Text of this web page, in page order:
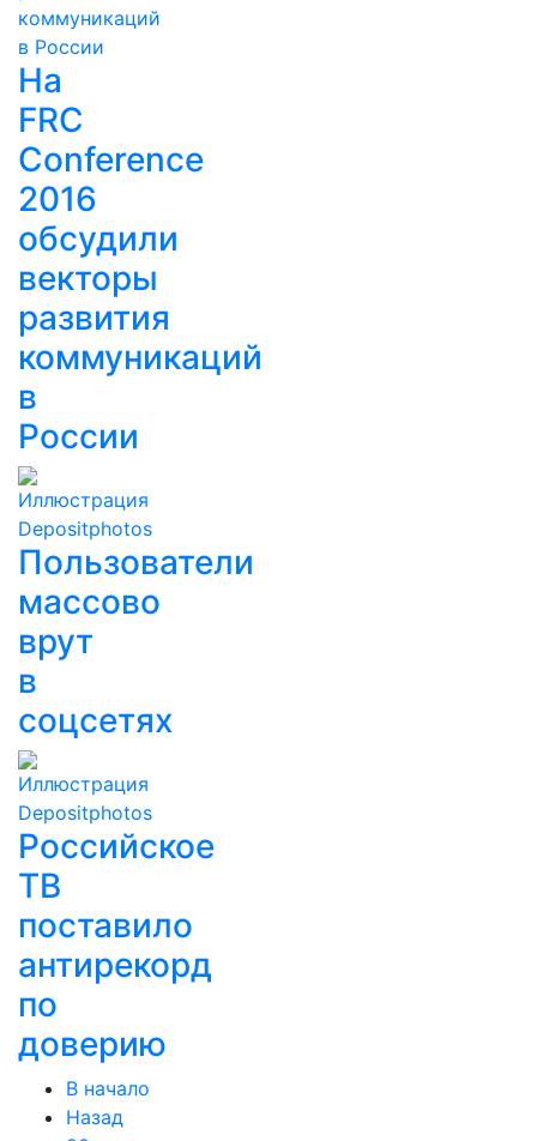
На
FRC
Conference
2016
обсудили
векторы
развития
коммуникаций
в
России
Пользователи
массово
врут
в
соцсетях
Российское
ТВ
поставило
антирекорд
по
доверию
В начало
Назад